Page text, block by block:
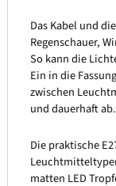
Das Kabel und
Regenschauer,
So kann die
Ein in die
zwischen
und dauerhaft ab.
Die praktische
matten LED